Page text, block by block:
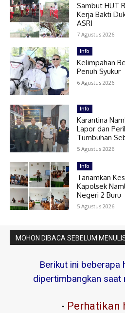
Sambut HUT
Kerja Bakti
ASRI
7 Agustus 2026
Info
Kelimpahan
Penuh Syukur
6 Agustus 2026
Info
Karantina
Lapor dan
Tumbuhan
5 Agustus 2026
Info
Tanamkan
Kapolsek
Negeri 2 Buru
5 Agustus 2026
MOHON DIBACA SEBELUM
Berikut ini beberapa
dipertimbangkan saat
- Perhatikan